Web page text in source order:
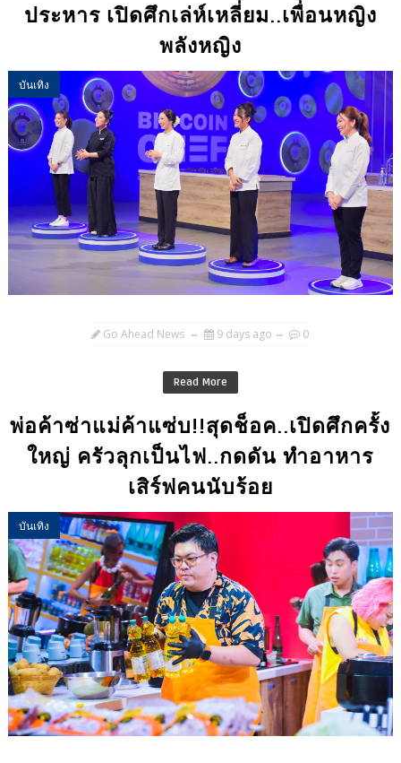
ประหาร เปิดศึกเล่ห์เหลี่ยม..เพื่อนหญิง
พลังหญิง
บันเทิง
Go Ahead News 9 days ago 0
Read More
พ่อค้าซ่าแม่ค้าแซ่บ!!สุดช็อค..เปิดศึกครั้ง
ใหญ่ ครัวลุกเป็นไฟ..กดดัน ทำอาหาร
เสิร์ฟคนนับร้อย
บันเทิง